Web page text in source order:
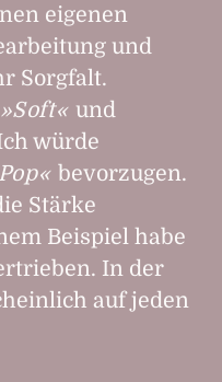
eigenen
und
Sorgfalt.
Soft
und
würde
bevorzugen.
Stärke
Beispiel habe
In der
auf jeden